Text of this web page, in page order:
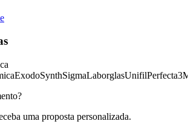
ExodoSynthSigmaLaborglasUnifilPerfecta
uma proposta personalizada.